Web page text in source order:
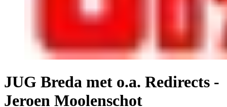
JUG Breda met o.a. Redirects -
Jeroen Moolenschot